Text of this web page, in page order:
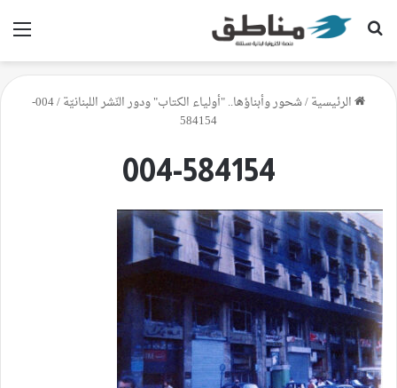
بحث عن
الرئيسية/شحور وأبناؤها.. "أولياء الكتاب" ودور النّشر اللبنانيّة/
004-
584154
004-584154